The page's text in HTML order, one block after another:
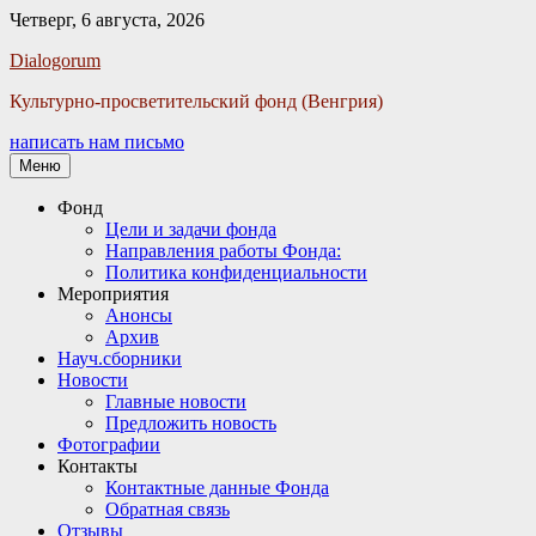
Четверг, 6 августа, 2026
Dialogorum
Культурно-просветительский фонд (Венгрия)
написать нам письмо
Меню
Основное
Фонд
Цели и задачи фонда
Направления работы Фонда:
Политика конфиденциальности
Мероприятия
Анонсы
Архив
Науч.сборники
Новости
Главные новости
Предложить новость
Фотографии
Контакты
Контактные данные Фонда
Обратная связь
Отзывы